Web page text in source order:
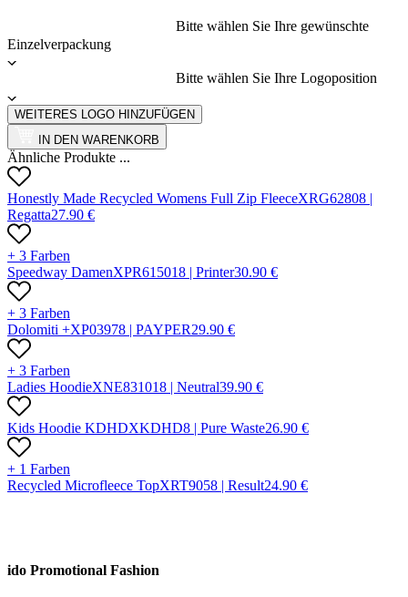
Bitte wählen Sie Ihre gewünschte
Einzelverpackung
Bitte wählen Sie Ihre Logoposition
WEITERES LOGO HINZUFÜGEN
IN DEN WARENKORB
Ähnliche Produkte ...
Honestly Made Recycled Womens Full Zip FleeceXRG62808 |
Regatta27.90 €
+ 3 Farben
Speedway DamenXPR615018 | Printer30.90 €
+ 3 Farben
Dolomiti +XP03978 | PAYPER29.90 €
+ 3 Farben
Ladies HoodieXNE831018 | Neutral39.90 €
Kids Hoodie KDHDXKDHD8 | Pure Waste26.90 €
+ 1 Farben
Recycled Microfleece TopXRT9058 | Result24.90 €
ido Promotional Fashion